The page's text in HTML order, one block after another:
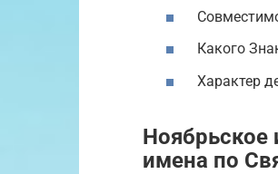
Какого
Характер
Ноябрьское
имена по